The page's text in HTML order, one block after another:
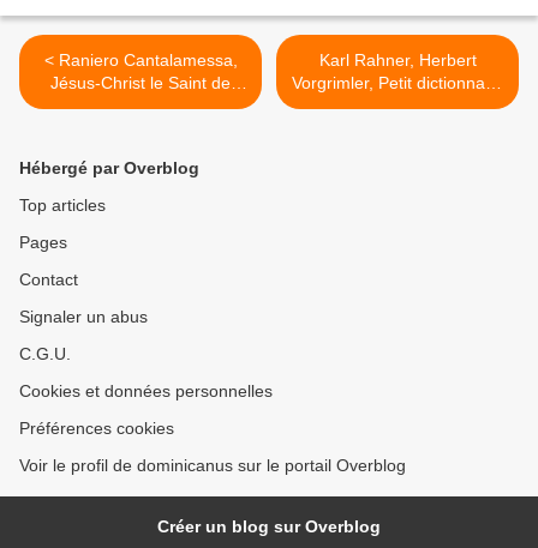
< Raniero Cantalamessa,
Jésus-Christ le Saint de
Dieu, Éd. Mame, 1993, p.
Karl Rahner, Herbert
Vorgrimler, Petit dictionnaire
de théologie catholique, Éd.
Hébergé par Overblog
Top articles
Pages
Contact
Signaler un abus
C.G.U.
Cookies et données personnelles
Préférences cookies
Voir le profil de dominicanus sur le portail Overblog
Créer un blog sur Overblog